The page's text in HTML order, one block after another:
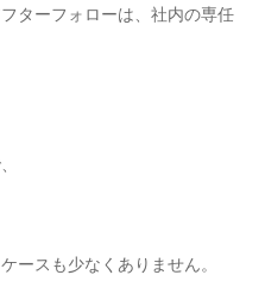
ターフォローは、社内の専任
ースも少なくありません。